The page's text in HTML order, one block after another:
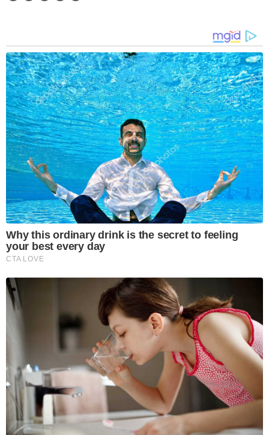
Why this ordinary drink is the secret to feeling
your best every day
CTA LOVE